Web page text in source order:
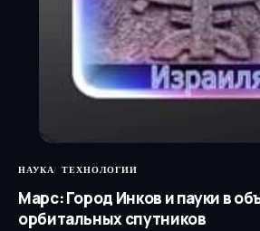
НАУКА ТЕХНОЛОГИИ
Марс: Город Инков и пауки в
орбитальных спутников